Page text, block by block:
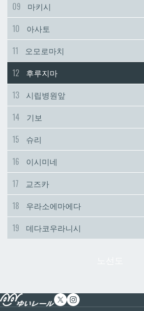
이시미네
데다코우라니시
이시미네
데다코우라니시
09
마키시
10
아사토
11
오모로마치
12
후루지마
13
시립병원앞
14
기보
15
슈리
16
이시미네
17
교즈카
18
우라소에마에다
19
데다코우라니시